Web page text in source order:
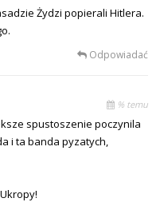
Żydzi popierali Hitlera.
Odpowiadać
% temu
spustoszenie poczynila
i ta banda pyzatych,